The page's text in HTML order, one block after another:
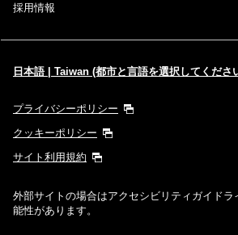
採用情報
日本語 | Taiwan (都市と言語を選択してくださ
プライバシーポリシー
クッキーポリシー
サイト利用規約
外部サイトの場合はアクセシビリティガイド
能性があります。